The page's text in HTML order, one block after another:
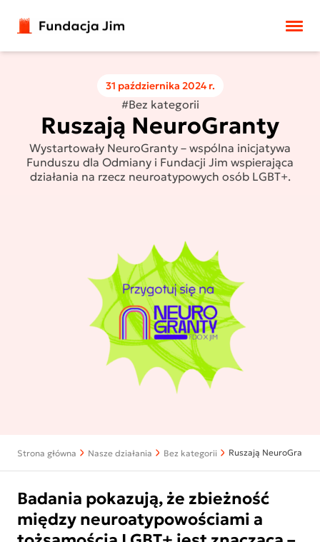
31 października 2024 r.
#Bez kategorii
Ruszają NeuroGranty
Wystartowały NeuroGranty – wspólna inicjatywa
Funduszu dla Odmiany i Fundacji Jim wspierająca
działania na rzecz neuroatypowych osób LGBT+.
Strona główna Nasze działania Bez kategorii Ruszają NeuroGranty
Badania pokazują, że zbieżność
między neuroatypowościami a